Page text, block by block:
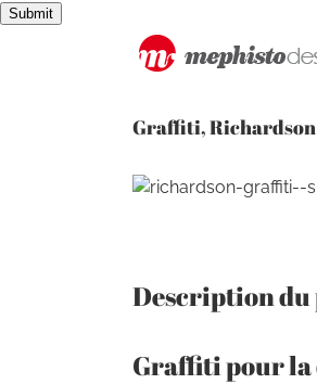
Submit Passer
Graffiti,
View
Description
Graffiti pour la